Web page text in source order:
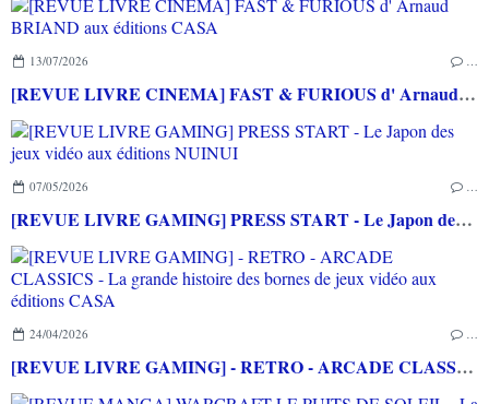
13/07/2026
[REVUE LIVRE CINEMA] FAST & FURIOUS d' Arnaud BRIAND aux éditions CASA
07/05/2026
[REVUE LIVRE GAMING] PRESS START - Le Japon des jeux vidéo aux éditions NUINUI
24/04/2026
[REVUE LIVRE GAMING] - RETRO - ARCADE CLASSICS - La grande histoire des bornes de jeux vidéo aux éditions CASA